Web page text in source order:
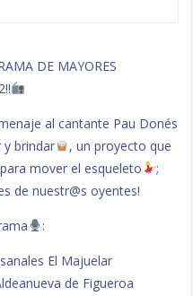
DE MAYORES
al cantante Pau Donés
y brindar
, un proyecto que
mover el esqueleto
;
de nuestr@s oyentes!
:
El Majuelar
de Figueroa